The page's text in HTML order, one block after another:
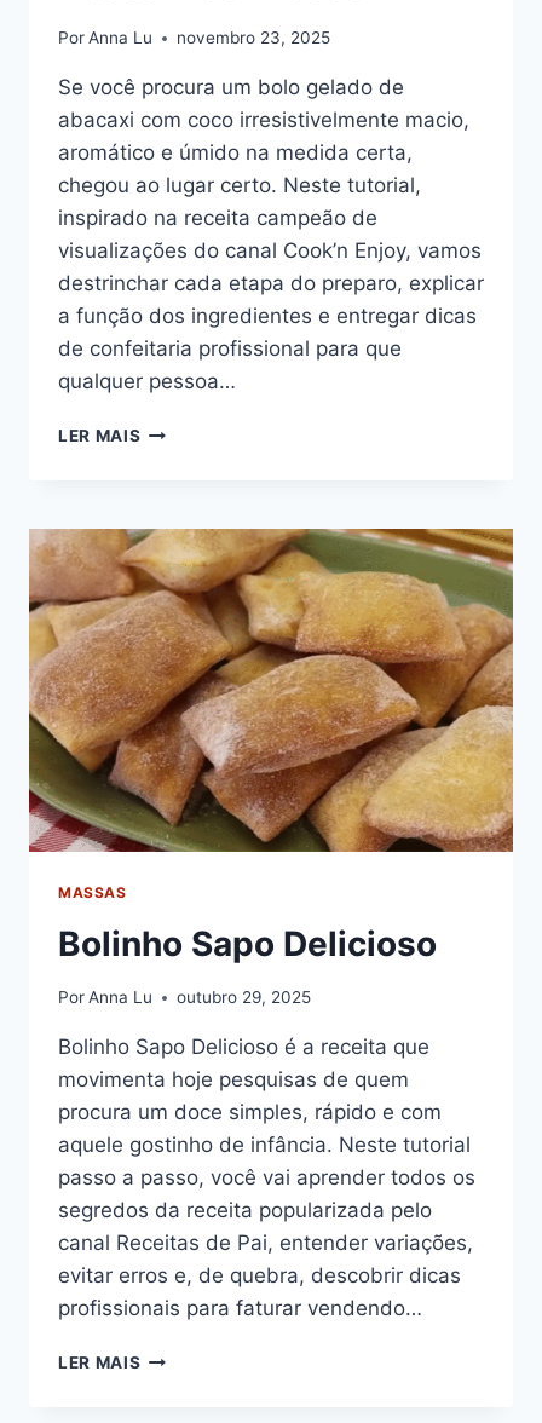
PorAnna Lu novembro 23, 2025
Se você procura um bolo gelado de
abacaxi com coco irresistivelmente macio,
aromático e úmido na medida certa,
chegou ao lugar certo. Neste tutorial,
inspirado na receita campeão de
visualizações do canal Cook’n Enjoy, vamos
destrinchar cada etapa do preparo, explicar
a função dos ingredientes e entregar dicas
de confeitaria profissional para que
qualquer pessoa…
LER MAIS RECEITA
ABACAXI
COM
COCO
MASSAS
Bolinho Sapo Delicioso
PorAnna Lu outubro 29, 2025
Bolinho Sapo Delicioso é a receita que
movimenta hoje pesquisas de quem
procura um doce simples, rápido e com
aquele gostinho de infância. Neste tutorial
passo a passo, você vai aprender todos os
segredos da receita popularizada pelo
canal Receitas de Pai, entender variações,
evitar erros e, de quebra, descobrir dicas
profissionais para faturar vendendo…
LER MAIS BOLINHO